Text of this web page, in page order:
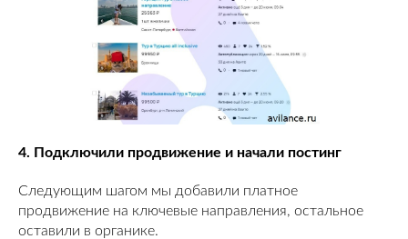
4. Подключили продвижение и начали постинг
Следующим шагом мы добавили платное
продвижение на ключевые направления, остальное
оставили в органике.